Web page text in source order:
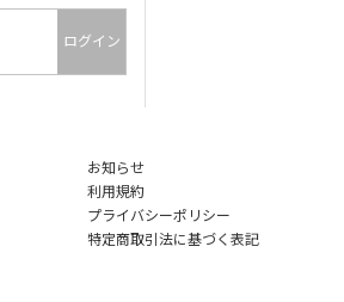
ログイン
お知らせ
利用規約
プライバシーポリシー
特定商取引法に基づく表記